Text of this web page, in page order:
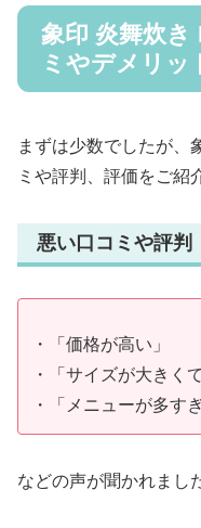
象印 炎舞炊き
ミやデメリッ
まずは少数でしたが、
ミや評判、評価をご紹
悪い口コミや評判
・「価格が高い」
・「サイズが大きく
・「メニューが多す
などの声が聞かれまし